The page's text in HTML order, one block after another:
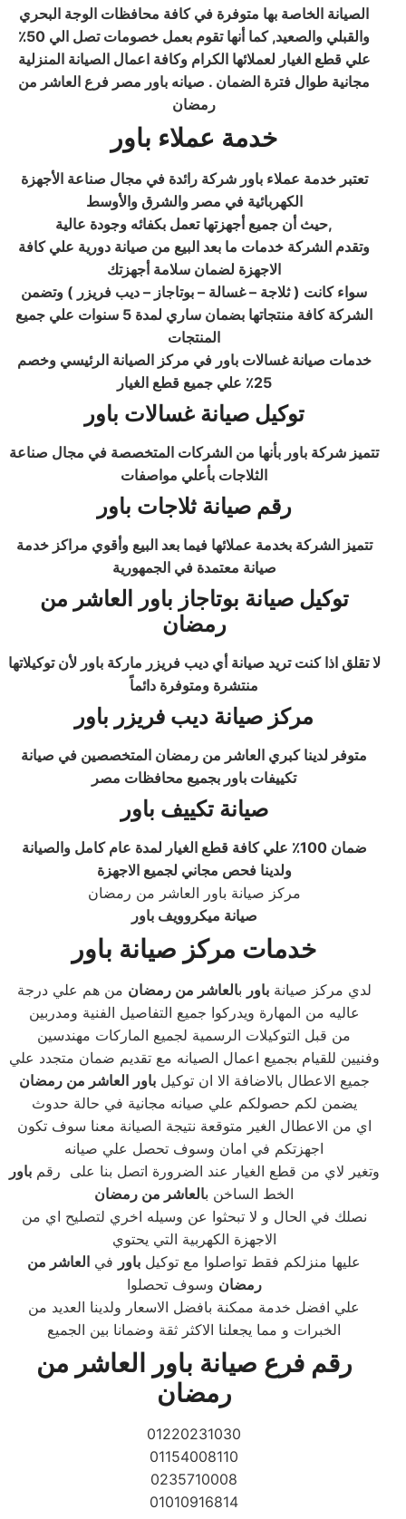
الصيانة الخاصة بها متوفرة في كافة محافظات الوجة البحري
والقبلي والصعيد, كما أنها تقوم بعمل خصومات تصل الي 50٪
علي قطع الغيار لعملائها الكرام وكافة اعمال الصيانة المنزلية
مجانية طوال فترة الضمان . صيانه باور مصر فرع العاشر من
رمضان
خدمة عملاء باور
تعتبر خدمة عملاء باور شركة رائدة في مجال صناعة الأجهزة
الكهربائية في مصر والشرق والأوسط
حيث أن جميع أجهزتها تعمل بكفائه وجودة عالية,
وتقدم الشركة خدمات ما بعد البيع من صيانة دورية علي كافة
الاجهزة لضمان سلامة أجهزتك
سواء كانت ( ثلاجة – غسالة – بوتاجاز – ديب فريزر ) وتضمن
الشركة كافة منتجاتها بضمان ساري لمدة 5 سنوات علي جميع
المنتجات
خدمات صيانة غسالات باور في مركز الصيانة الرئيسي وخصم
25٪ علي جميع قطع الغيار
توكيل صيانة غسالات باور
تتميز شركة باور بأنها من الشركات المتخصصة في مجال صناعة
الثلاجات بأعلي مواصفات
رقم صيانة ثلاجات باور
تتميز الشركة بخدمة عملائها فيما بعد البيع وأقوي مراكز خدمة
صيانة معتمدة في الجمهورية
توكيل صيانة بوتاجاز باور
العاشر من
رمضان
لا تقلق اذا كنت تريد صيانة أي ديب فريزر ماركة باور لأن توكيلاتها
منتشرة ومتوفرة دائماً
مركز صيانة ديب فريزر باور
متوفر لدينا كبري العاشر من رمضان المتخصصين في صيانة
تكييفات باور بجميع محافظات مصر
صيانة تكييف باور
ضمان 100٪ علي كافة قطع الغيار لمدة عام كامل والصيانة
ولدينا فحص مجاني لجميع الاجهزة
مركز صيانة باور العاشر من رمضان
صيانة ميكروويف باور
خدمات مركز صيانة باور
لدي مركز صيانةباور بالعاشر من رمضان من هم علي درجة
عاليه من المهارة ويدركوا جميع التفاصيل الفنية ومدربين
من قبل التوكيلات الرسمية لجميع الماركات مهندسين
وفنيين للقيام بجميع اعمال الصيانه مع تقديم ضمان متجدد علي
جميع الاعطال بالاضافة الا ان توكيلباور العاشر من رمضان
يضمن لكم حصولكم علي صيانه مجانية في حالة حدوث
اي من الاعطال الغير متوقعة نتيجة الصيانة معنا سوف تكون
اجهزتكم في امان وسوف تحصل علي صيانه
وتغير لاي من قطع الغيار عند الضرورة اتصل بنا على رقمباور
الخط الساخن بالعاشر من رمضان
نصلك في الحال و لا تبحثوا عن وسيله اخري لتصليح اي من
الاجهزة الكهربية التي يحتوي
عليها منزلكم فقط تواصلوا مع توكيل باور في العاشر من
رمضان وسوف تحصلوا
علي افضل خدمة ممكنة بافضل الاسعار ولدينا العديد من
الخبرات و مما يجعلنا الاكثر ثقة وضمانا بين الجميع
رقم فرع صيانة باور العاشر من
رمضان
01220231030
01154008110
0235710008
01010916814